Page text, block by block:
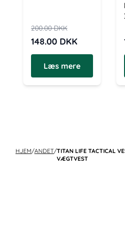
200.00DKK
148.00 DKK
Læs mere
HJEM/ANDET/TITAN LIFE TACTICAL
VÆGTVEST